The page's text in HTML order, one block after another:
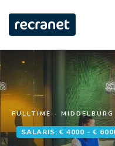
FULLTIME -
SALARIS: € 4000 - €